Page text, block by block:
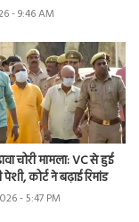
- 9:46 AM
चोरी मामला: VC से हुई
कोर्ट ने बढ़ाई रिमांड
- 5:47 PM